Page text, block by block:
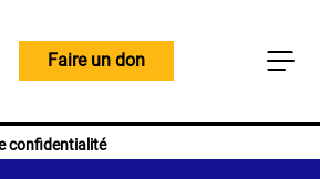
Faire un don
confidentialité